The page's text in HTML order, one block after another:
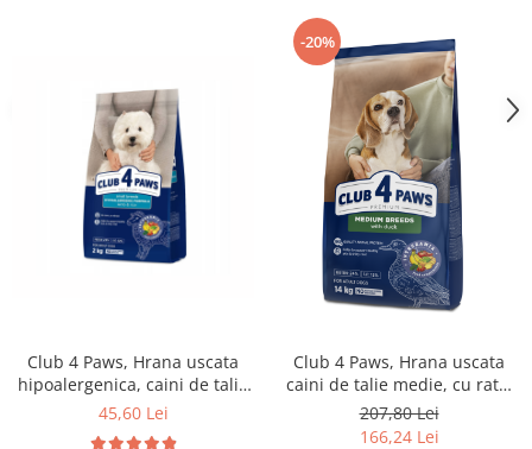
Club 4 Paws, Hrana uscata
hipoalergenica, caini de talie
mica, miel si orez, 2kg
45,60 Lei
-20%
Club 4 Paws, Hrana uscata
caini de talie medie, cu rata,
14kg
207,80 Lei
166,24 Lei